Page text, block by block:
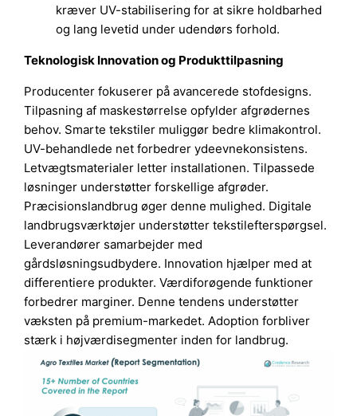
kræver UV-stabilisering for at sikre holdbarhed
og lang levetid under udendørs forhold.
Teknologisk Innovation og Produkttilpasning
Producenter fokuserer på avancerede stofdesigns.
Tilpasning af maskestørrelse opfylder afgrødernes
behov. Smarte tekstiler muliggør bedre klimakontrol.
UV-behandlede net forbedrer ydeevnekonsistens.
Letvægtsmaterialer letter installationen. Tilpassede
løsninger understøtter forskellige afgrøder.
Præcisionslandbrug øger denne mulighed. Digitale
landbrugsværktøjer understøtter tekstilefterspørgsel.
Leverandører samarbejder med
gårdsløsningsudbydere. Innovation hjælper med at
differentiere produkter. Værdiforøgende funktioner
forbedrer marginer. Denne tendens understøtter
væksten på premium-markedet. Adoption forbliver
stærk i højværdisegmenter inden for landbrug.